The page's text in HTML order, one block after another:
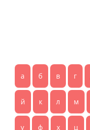
а б в г
й к л м
у ф х ц